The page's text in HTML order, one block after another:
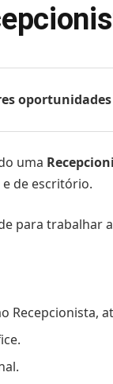
uma
de escritório.
para trabalhar
Recepcionista,